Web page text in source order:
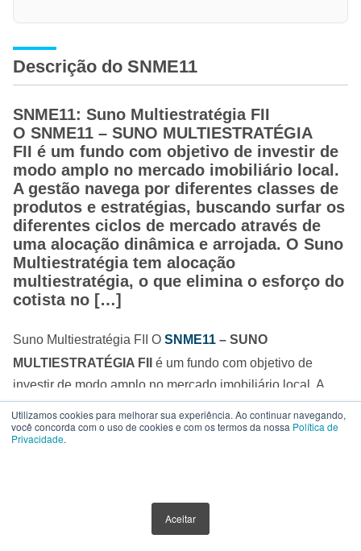
Utilizamos cookies para melhorar sua experiência. Ao continuar navegando,
você concorda com o uso de cookies e com os termos da nossa Política de
Privacidade.
Aceitar
Descrição do SNME11
SNME11: Suno Multiestratégia FII
O SNME11 – SUNO MULTIESTRATÉGIA
FII é um fundo com objetivo de investir de
modo amplo no mercado imobiliário local.
A gestão navega por diferentes classes de
produtos e estratégias, buscando surfar os
diferentes ciclos de mercado através de
uma alocação dinâmica e arrojada. O Suno
Multiestratégia tem alocação
multiestratégia, o que elimina o esforço do
cotista no […]
Suno Multiestratégia FII O SNME11 – SUNO
MULTIESTRATÉGIA FII
é um fundo com objetivo de
investir de modo amplo no mercado imobiliário local. A
gestão navega por diferentes classes de produtos e
estratégias, buscando surfar os diferentes ciclos de
Sendo assim, uma forma do investidor buscar
simplificação máxima da estratégia imobiliária
Vídeos sobre FIIS